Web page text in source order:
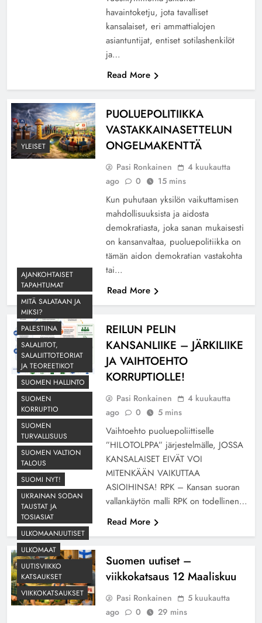
havaintoketju, jota tavalliset
kansalaiset, eri ammattialojen
asiantuntijat, entiset sotilashenkilöt
ja…
Read More
YLEISET
PUOLUEPOLITIIKKA
VASTAKKAINASETTELUN
ONGELMAKENTTÄ
Pasi Ronkainen
4 kuukautta
ago
0 15 mins
Kun puhutaan yksilön vaikuttamisen
mahdollisuuksista ja aidosta
demokratiasta, joka sanan mukaisesti
on kansanvaltaa, puoluepolitiikka on
tämän aidon demokratian vastakohta
tai…
Read More
KANSANLIIKE
SUOMI KUNTOON
REILUN PELIN
KANSANLIIKE – JÄRKILIIKE
JA VAIHTOEHTO
KORRUPTIOLLE!
Pasi Ronkainen
4 kuukautta
ago
0 5 mins
Vaihtoehto puoluepoliittiselle
”HILOTOLPPA” järjestelmälle, JOSSA
KANSALAISET EIVÄT VOI
MITENKÄÄN VAIKUTTAA
ASIOIHINSA! RPK – Kansan suoran
vallankäytön malli RPK on todellinen…
Read More
AJANKOHTAISET
TAPAHTUMAT
MITÄ SALATAAN JA
MIKSI?
PALESTIINA
SALALIITOT,
SALALIITTOTEORIAT
JA TEOREETIKOT
SUOMEN HALLINTO
SUOMEN
KORRUPTIO
SUOMEN
TURVALLISUUS
SUOMEN VALTION
TALOUS
SUOMI NYT!
UKRAINAN SODAN
TAUSTAT JA
TOSIASIAT
ULKOMAANUUTISET
ULKOMAAT
UUTISVIIKKO
KATSAUKSET
VIIKKOKATSAUKSET
Suomen uutiset –
viikkokatsaus 12 Maaliskuu
Pasi Ronkainen
5 kuukautta
ago
0 29 mins